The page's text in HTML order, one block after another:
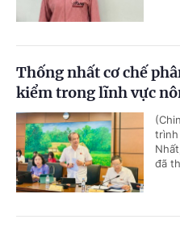
Thống nhất cơ chế
kiểm trong lĩnh vực
trình
đã